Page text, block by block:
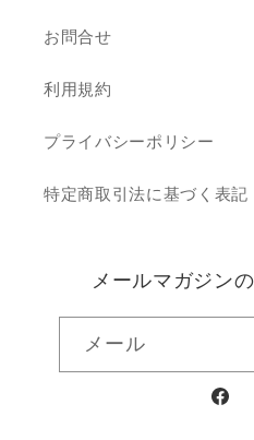
お問合せ
利用規約
プライバシーポリシー
特定商取引法に基づく表記
メールマガジン
メール